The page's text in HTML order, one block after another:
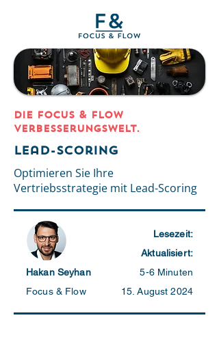
DIE Focus & Flow
Verbesserungswelt.
Lead-Scoring
Optimieren Sie Ihre
Vertriebsstrategie mit Lead-Scoring
Lesezeit:
Aktualisiert:
Hakan Seyhan
5-6 Minuten
Focus & Flow
15. August 2024